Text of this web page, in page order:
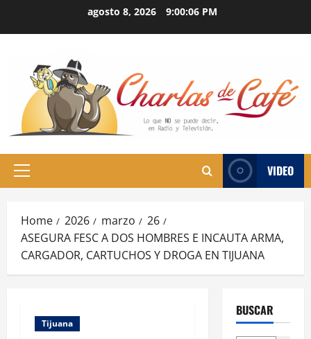
agosto 8, 2026 9:00:07 PM
Primary
VIDEO
Home 2026 marzo
26
ASEGURA FESC A DOS HOMBRES E INCAUTA ARMA,
CARGADOR, CARTUCHOS Y DROGA EN TIJUANA
Tijuana
BUSCAR